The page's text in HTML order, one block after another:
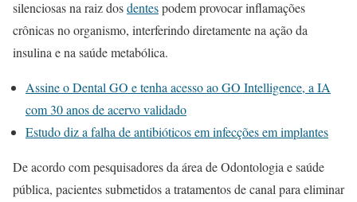
silenciosas na raiz dosdentespodem provocar inflamações
crônicas no organismo, interferindo diretamente na ação da
insulina e na saúde metabólica.
Assine o Dental GO e tenha acesso ao GO Intelligence, a IA
com 30 anos de acervo validado
Estudo diz a falha de antibióticos em infecções em implantes
De acordo com pesquisadores da área de Odontologia e saúde
pública, pacientes submetidos a tratamentos de canal para eliminar